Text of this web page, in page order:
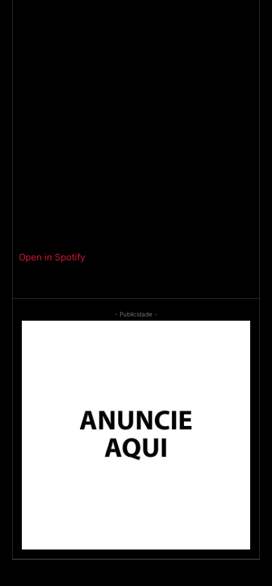
Open in Spotify
- Publicidade -